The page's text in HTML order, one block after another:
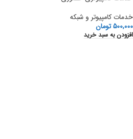
خدمات کامپیوتر و شبکه
500,000تومان
افزودن به سبد خرید